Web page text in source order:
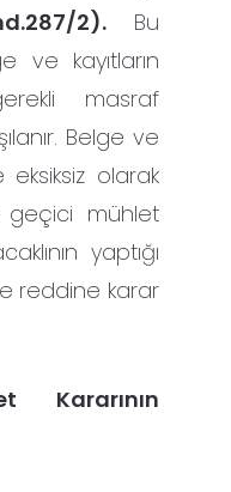
2). Bu
ve kayıtların
masraf
Belge ve
eksiksiz olarak
geçici mühlet
yaptığı
reddine karar